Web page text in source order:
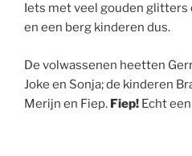
Iets met veel gouden glitters
en een berg kinderen dus.
De volwassenen heetten
Joke en Sonja; de kinderen
Merijn en Fiep. Fiep! Echt